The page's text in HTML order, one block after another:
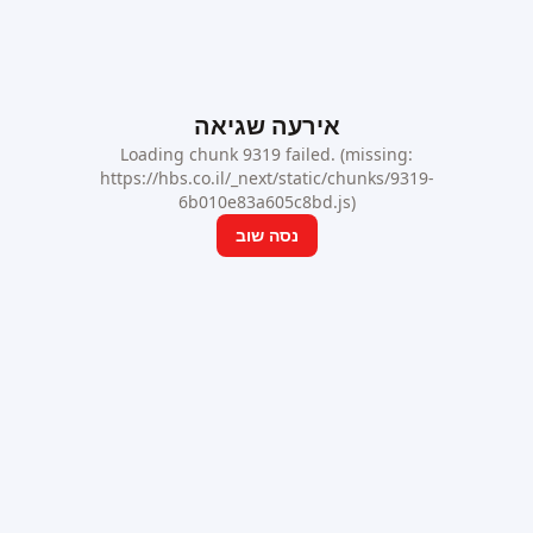
אירעה שגיאה
Loading chunk 9319 failed. (missing:
https://hbs.co.il/_next/static/chunks/9319-
6b010e83a605c8bd.js)